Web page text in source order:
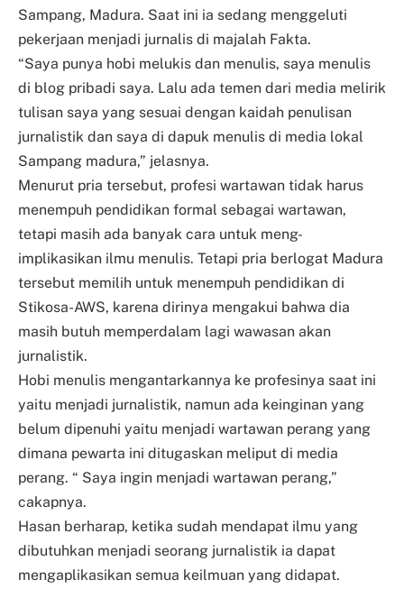
Sampang, Madura. Saat ini ia sedang menggeluti
pekerjaan menjadi jurnalis di majalah Fakta.
“Saya punya hobi melukis dan menulis, saya menulis
di blog pribadi saya. Lalu ada temen dari media melirik
tulisan saya yang sesuai dengan kaidah penulisan
jurnalistik dan saya di dapuk menulis di media lokal
Sampang madura,” jelasnya.
Menurut pria tersebut, profesi wartawan tidak harus
menempuh pendidikan formal sebagai wartawan,
tetapi masih ada banyak cara untuk meng-
implikasikan ilmu menulis. Tetapi pria berlogat Madura
tersebut memilih untuk menempuh pendidikan di
Stikosa-AWS, karena dirinya mengakui bahwa dia
masih butuh memperdalam lagi wawasan akan
jurnalistik.
Hobi menulis mengantarkannya ke profesinya saat ini
yaitu menjadi jurnalistik, namun ada keinginan yang
belum dipenuhi yaitu menjadi wartawan perang yang
dimana pewarta ini ditugaskan meliput di media
perang. “ Saya ingin menjadi wartawan perang,”
cakapnya.
Hasan berharap, ketika sudah mendapat ilmu yang
dibutuhkan menjadi seorang jurnalistik ia dapat
mengaplikasikan semua keilmuan yang didapat.